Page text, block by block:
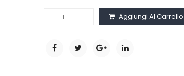
V-
T-
Aggiungi Al Carrello